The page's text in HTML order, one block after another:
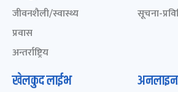
जीवनशैली/स्वास्थ्य
प्रवास
अन्तर्राष्ट्रिय
सूचना-
खेलकुद लाईभ